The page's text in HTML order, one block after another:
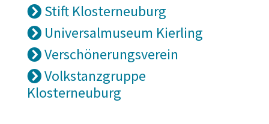
Stift Klosterneuburg
Universalmuseum Kierling
Verschönerungsverein
Volkstanzgruppe
Klosterneuburg